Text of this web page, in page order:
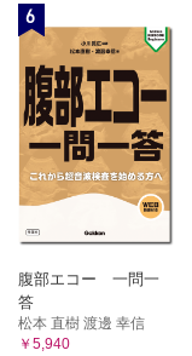
6
腹部エコー 一問一
答
松本 直樹 渡邊 幸信
￥5,940